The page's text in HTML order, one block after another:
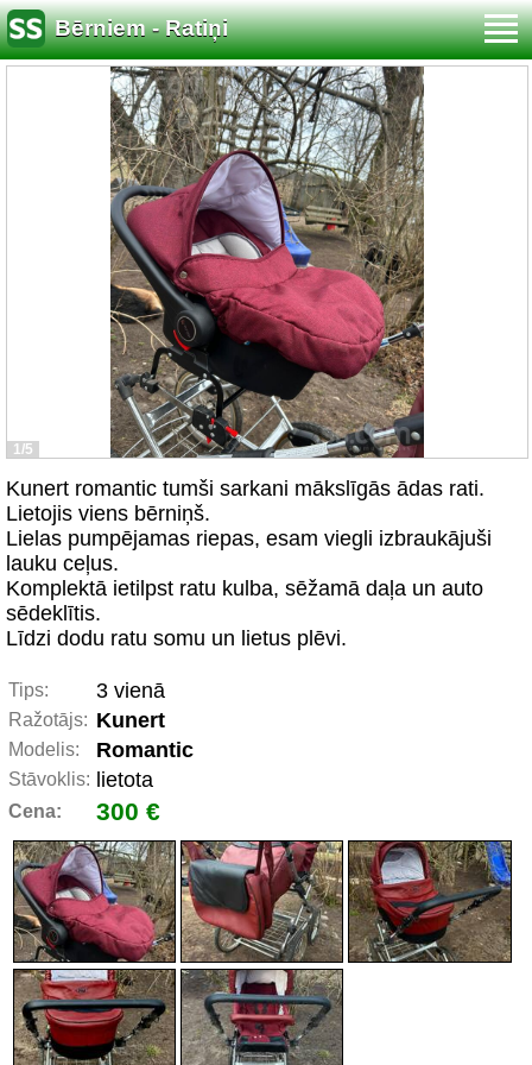
Bērniem - Ratiņi
1/5
Kunert romantic tumši sarkani mākslīgās ādas rati.
Lietojis viens bērniņš.
Lielas pumpējamas riepas, esam viegli izbraukājuši
lauku ceļus.
Komplektā ietilpst ratu kulba, sēžamā daļa un auto
sēdeklītis.
Līdzi dodu ratu somu un lietus plēvi.
Tips: 3 vienā
Ražotājs: Kunert
Modelis: Romantic
Stāvoklis: lietota
Cena: 300 €